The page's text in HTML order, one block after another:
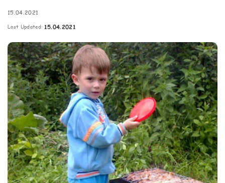
15.04.2021
Last Updated: 15.04.2021